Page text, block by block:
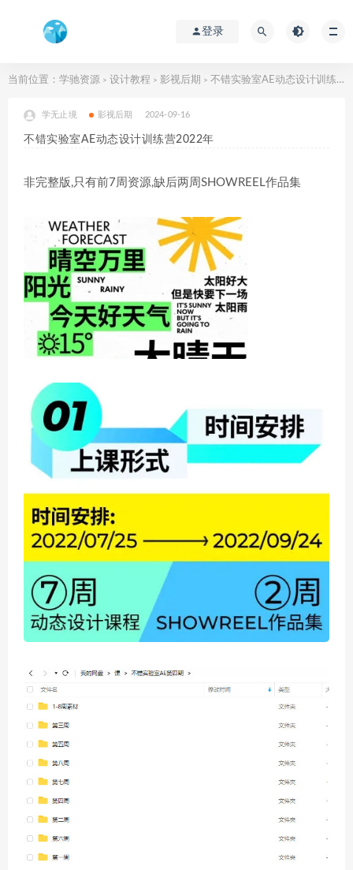
登录
当前位置： 学驰资源 > 设计教程 > 影视后期 > 不错实验室AE动态设计训练营2022年
学无止境 影视后期 2024-09-16
不错实验室AE动态设计训练营2022年
非完整版,只有前7周资源,缺后两周SHOWREEL作品集